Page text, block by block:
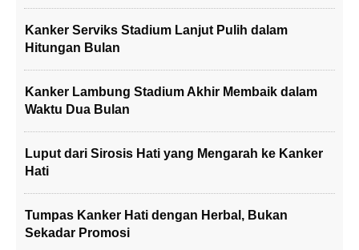
Kanker Serviks Stadium Lanjut Pulih dalam
Hitungan Bulan
Kanker Lambung Stadium Akhir Membaik dalam
Waktu Dua Bulan
Luput dari Sirosis Hati yang Mengarah ke Kanker
Hati
Tumpas Kanker Hati dengan Herbal, Bukan
Sekadar Promosi